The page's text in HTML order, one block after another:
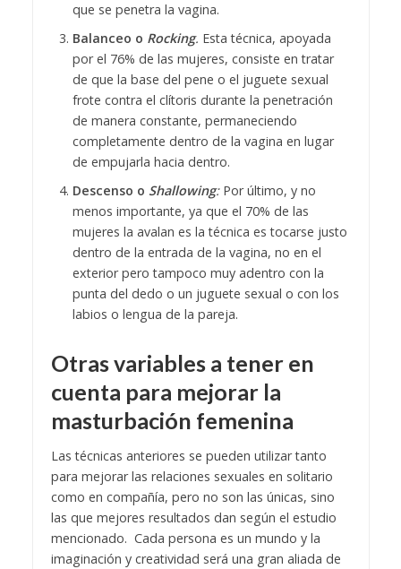
que se penetra la vagina.
Balanceo o Rocking. Esta técnica, apoyada
por el 76% de las mujeres, consiste en tratar
de que la base del pene o el juguete sexual
frote contra el clítoris durante la penetración
de manera constante, permaneciendo
completamente dentro de la vagina en lugar
de empujarla hacia dentro.
Descenso o Shallowing: Por último, y no
menos importante, ya que el 70% de las
mujeres la avalan es la técnica es tocarse justo
dentro de la entrada de la vagina, no en el
exterior pero tampoco muy adentro con la
punta del dedo o un juguete sexual o con los
labios o lengua de la pareja.
Otras variables a tener en
cuenta para mejorar la
masturbación femenina
Las técnicas anteriores se pueden utilizar tanto
para mejorar las relaciones sexuales en solitario
como en compañía, pero no son las únicas, sino
las que mejores resultados dan según el estudio
mencionado. Cada persona es un mundo y la
imaginación y creatividad será una gran aliada de